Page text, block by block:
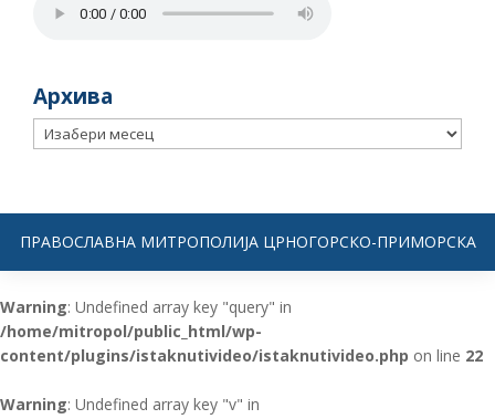
Архива
Архива
ПРАВОСЛАВНА МИТРОПОЛИЈА ЦРНОГОРСКО-ПРИМОРСКА
Warning: Undefined array key "query" in
/home/mitropol/public_html/wp-
content/plugins/istaknutivideo/istaknutivideo.php on line 22
Warning: Undefined array key "v" in